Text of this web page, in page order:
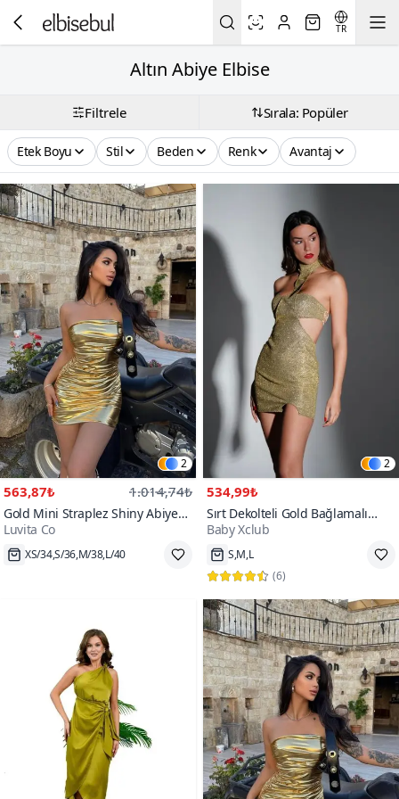
TR
Altın Abiye Elbise
Filtrele Sırala: Popüler
Etek Boyu Stil Beden Renk Avantaj
2
563,87₺ 1.014,74₺
Gold Mini Straplez Shiny Abiye
Elbise
Luvita Co
XS/34,S/36,M/38,L/40
2
534,99₺
Sırt Dekolteli Gold Bağlamalı
Boğazlı Mini Abiye Elbise
Baby Xclub
300+
S,M,L
(6)